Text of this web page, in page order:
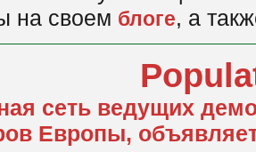
на своем блоге, а
сеть ведущих
Европы,